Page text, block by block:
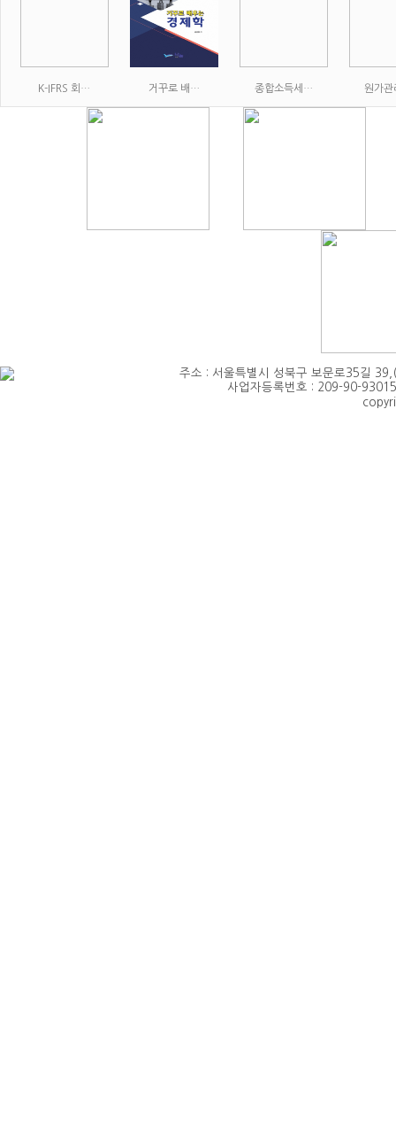
K-IFRS 회… 거꾸로 배… 종합소득세… 원가
주소 : 서울특별시 성북구 보문로35길
사업자등록번호 : 209-90-